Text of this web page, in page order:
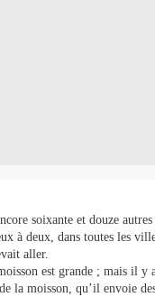
soixante et douze
à deux, dans toutes les
aller.
est grande ; mais il y
la moisson, qu’il envoie